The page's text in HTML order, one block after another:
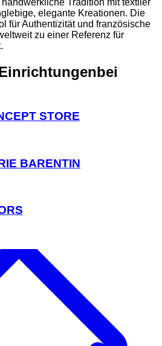
Tradition mit textiler
elegante Kreationen. Die
für Authentizität und französische
zu einer Referenz für
bei
STORE
BARENTIN